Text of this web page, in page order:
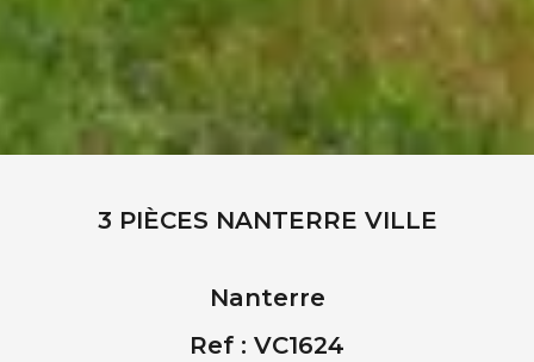
3 PIÈCES NANTERRE VILLE
Nanterre
Ref : VC1624